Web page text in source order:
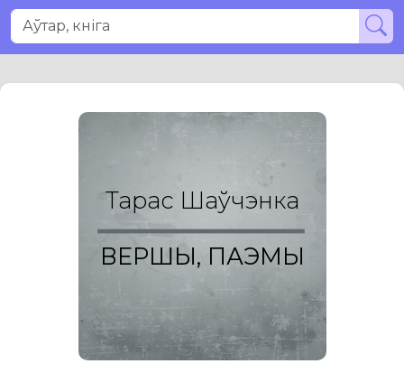
Тарас Шаўчэнка
ВЕРШЫ, ПАЭМЫ